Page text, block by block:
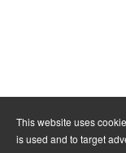
This website uses
is used and to target